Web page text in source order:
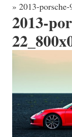
» 2013-
2013-